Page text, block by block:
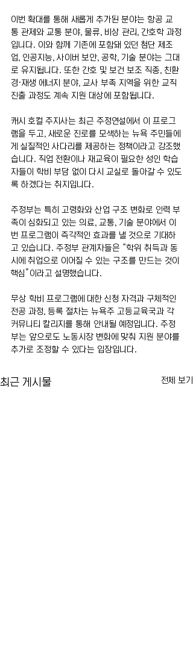
이번 확대를 통해 새롭게 추가된 분야는 항공 교
통 관제와 교통 분야, 물류, 비상 관리, 간호학 과정
입니다. 이와 함께 기존에 포함돼 있던 첨단 제조
업, 인공지능, 사이버 보안, 공학, 기술 분야는 그대
로 유지됩니다. 또한 간호 및 보건 보조 직종, 친환
경·재생 에너지 분야, 교사 부족 지역을 위한 교직
진출 과정도 계속 지원 대상에 포함됩니다.
캐시 호컬 주지사는 최근 주정연설에서 이 프로그
램을 두고, 새로운 진로를 모색하는 뉴욕 주민들에
게 실질적인 사다리를 제공하는 정책이라고 강조했
습니다. 직업 전환이나 재교육이 필요한 성인 학습
자들이 학비 부담 없이 다시 교실로 돌아갈 수 있도
록 하겠다는 취지입니다.
주정부는 특히 고령화와 산업 구조 변화로 인력 부
족이 심화되고 있는 의료, 교통, 기술 분야에서 이
번 프로그램이 즉각적인 효과를 낼 것으로 기대하
고 있습니다. 주정부 관계자들은 “학위 취득과 동
시에 취업으로 이어질 수 있는 구조를 만드는 것이
핵심”이라고 설명했습니다.
무상 학비 프로그램에 대한 신청 자격과 구체적인
전공 과정, 등록 절차는 뉴욕주 고등교육국과 각
커뮤니티 칼리지를 통해 안내될 예정입니다. 주정
부는 앞으로도 노동시장 변화에 맞춰 지원 분야를
추가로 조정할 수 있다는 입장입니다.
최근 게시물 전체 보기